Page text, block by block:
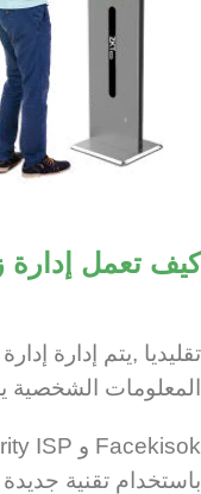
كيف تعمل إدارة
تقليديا ,يتم إدارة
المعلومات
باستخدام تقنية